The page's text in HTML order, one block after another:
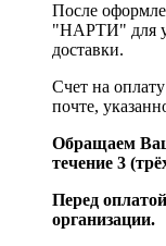
После
"НАРТИ" для
доставки.
Счет на
почте,
Обращаем
течение 3
Перед
организации.